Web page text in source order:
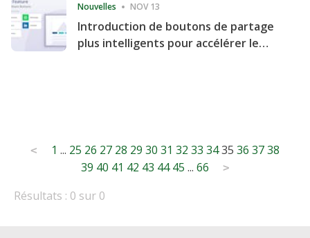
Nouvelles NOV 13
Introduction de boutons de partage
plus intelligents pour accélérer le
Posts
pagination
< 1 ... 25 26 27 28 29 30 31 32 33 3435 36 3738
39 40 41 42 43 44 45 ... 66 >
Résultats : 0 sur 0